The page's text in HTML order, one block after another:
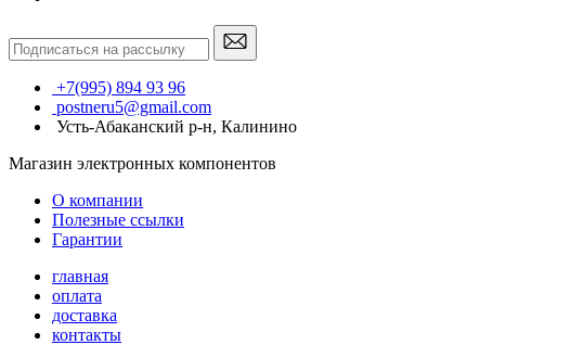
+7(995) 894 93 96
postneru5@gmail.com
Усть-Абаканский р-н, Калинино
Магазин электронных компонентов
О компании
Полезные ссылки
Гарантии
главная
оплата
доставка
контакты